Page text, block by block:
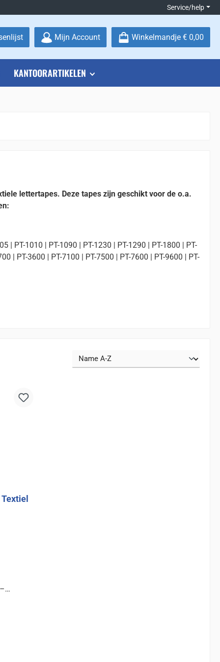
Service/help
Je hebt 0 items op je verlanglijstje
Mijn Account Winkelmandje € 0,00
KANTOORARTIKELEN
lettertapes. Deze tapes zijn geschikt voor de o.a.
| PT-1010 | PT-1090 | PT-1230 | PT-1290 | PT-1800 | PT-
| PT-3600 | PT-7100 | PT-7500 | PT-7600 | PT-9600 | PT-